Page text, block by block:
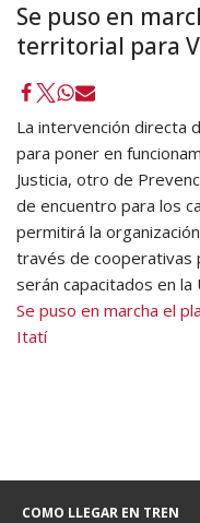
Se puso en
territorial para
La intervención directa
para poner en
Justicia, otro de
de encuentro para los
permitirá la
través de cooperativas
serán capacitados en la
Se puso en marcha el
Itatí
COMO LLEGAR EN TREN